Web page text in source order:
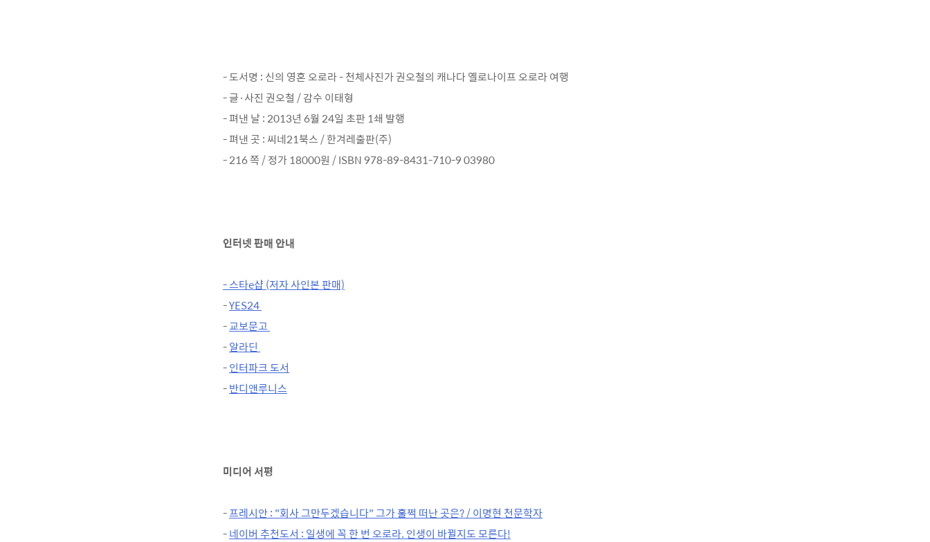
- 도서명 : 신의 영혼 오로라 - 천체사진가 권오철의 캐나다 옐로나이프 오로라 여행
- 글·사진 권오철 / 감수 이태형
- 펴낸 날 : 2013년 6월 24일 초판 1쇄 발행
- 펴낸 곳 : 씨네21북스 / 한겨레출판(주)
- 216 쪽 / 정가 18000원 / ISBN 978-89-8431-710-9 03980
인터넷 판매 안내
- 스타e샵 (저자 사인본 판매)
-YES24
-교보문고
-알라딘
-인터파크 도서
-반디앤루니스
미디어 서평
-프레시안 : "회사 그만두겠습니다" 그가 훌쩍 떠난 곳은? / 이명현 천문학자
-네이버 추천도서 : 일생에 꼭 한 번 오로라. 인생이 바뀔지도 모른다!